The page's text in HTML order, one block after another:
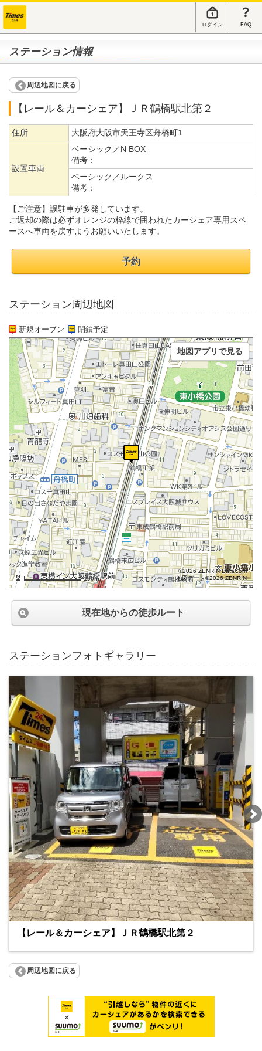
ログイン FAQ
ステーション情報
周辺地図に戻る
【レール＆カーシェア】ＪＲ鶴橋駅北第２
住所 大阪府大阪市天王寺区舟橋町1
設置車両
ベーシック／N BOX
備考：
ベーシック／ルークス
備考：
【ご注意】誤駐車が多発しています。
ご返却の際は必ずオレンジの枠線で囲われたカーシェア専用スペ
ースへ車両を戻すようお願いいたします。
予約
ステーション周辺地図
新規オープン 閉鎖予定
100m
©2026 ZENRIN DataCom
地図データ©2026 ZENRIN
地図アプリで見る
現在地からの徒歩ルート
ステーションフォトギャラリー
【レール＆カーシェア】ＪＲ鶴橋駅北第２
周辺地図に戻る